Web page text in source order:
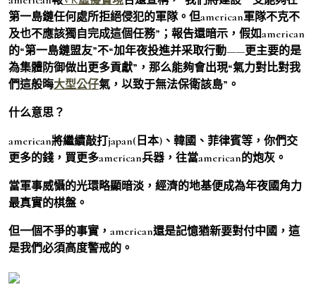
第一島鏈任何處所拒絕侵犯的軍隊。但american軍隊不克不
及也不應該獨自完成這個任務”；報告還暗示，假如american
的“第一島鏈盟友”不“加年夜投進并采取行動——更主要的是
為集體防御做出更多貢獻”，那么能夠會出現“氣力對比對我
們這般晦大型公仔氣，以致于無法保衛該島”。
什么意思？
american將繼續敲打japan(日本)、韓國、菲律賓等，你們交
更多的錢，買更多american兵器，往當american的炮灰。
當軍事威懾的光環略顯暗淡，經濟的地基便成為年夜國角力
最真實的棋盤。
但一個不爭的事實，american還是記憶猶新要對付中國，這
是我們必須高度警戒的。